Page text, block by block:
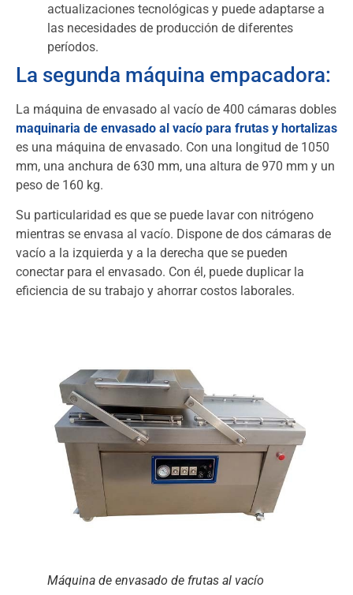
actualizaciones tecnológicas y puede adaptarse a
las necesidades de producción de diferentes
períodos.
La segunda máquina empacadora:
La máquina de envasado al vacío de 400 cámaras dobles
maquinaria de envasado al vacío para frutas y hortalizas
es una máquina de envasado. Con una longitud de 1050
mm, una anchura de 630 mm, una altura de 970 mm y un
peso de 160 kg.
Su particularidad es que se puede lavar con nitrógeno
mientras se envasa al vacío. Dispone de dos cámaras de
vacío a la izquierda y a la derecha que se pueden
conectar para el envasado. Con él, puede duplicar la
eficiencia de su trabajo y ahorrar costos laborales.
Máquina de envasado de frutas al vacío